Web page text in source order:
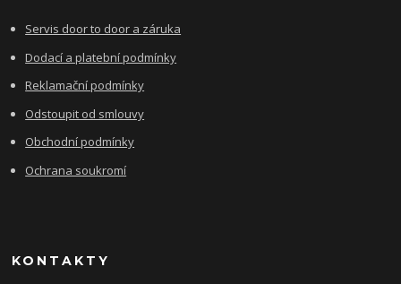
Servis door to door a záruka
Dodací a platební podmínky
Reklamační podmínky
Odstoupit od smlouvy
Obchodní podmínky
Ochrana soukromí
KONTAKTY